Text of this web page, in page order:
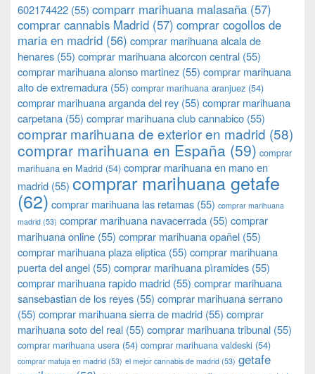
602174422 (55) comparr marihuana malasaña (57)
comprar cannabis Madrid (57) comprar cogollos de
maria en madrid (56) comprar marihuana alcala de
henares (55) comprar marihuana alcorcon central (55)
comprar marihuana alonso martinez (55) comprar marihuana
alto de extremadura (55) comprar marihuana aranjuez (54)
comprar marihuana arganda del rey (55) comprar marihuana
carpetana (55) comprar marihuana club cannabico (55)
comprar marihuana de exterior en madrid (58)
comprar marihuana en España (59) comprar
marihuana en Madrid (54) comprar marihuana en mano en
madrid (55) comprar marihuana getafe
(62) comprar marihuana las retamas (55) comprar marihuana
madrid (53) comprar marihuana navacerrada (55) comprar
marihuana online (55) comprar marihuana opañel (55)
comprar marihuana plaza eliptica (55) comprar marihuana
puerta del angel (55) comprar marihuana pìramides (55)
comprar marihuana rapido madrid (55) comprar marihuana
sansebastian de los reyes (55) comprar marihuana serrano
(55) comprar marihuana sierra de madrid (55) comprar
marihuana soto del real (55) comprar marihuana tribunal (55)
comprar marihuana usera (54) comprar marihuana valdeski (54)
comprar matuja en madrid (53) el mejor cannabis de madrid (53) getafe